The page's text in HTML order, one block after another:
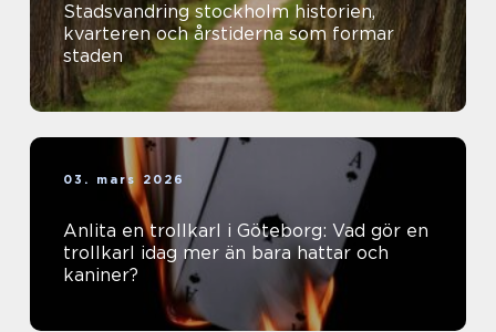
Stadsvandring stockholm historien,
kvarteren och årstiderna som formar
staden
03. mars 2026
Anlita en trollkarl i Göteborg: Vad gör en
trollkarl idag mer än bara hattar och
kaniner?